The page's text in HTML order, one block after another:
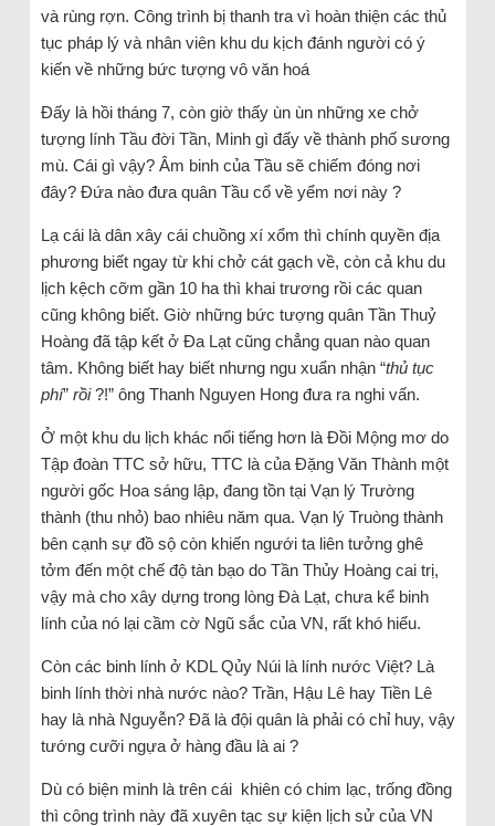
và rùng rợn. Công trình bị thanh tra vì hoàn thiện các thủ
tục pháp lý và nhân viên khu du kịch đánh người có ý
kiến về những bức tượng vô văn hoá
Đấy là hồi tháng 7, còn giờ thấy ùn ùn những xe chở
tượng lính Tầu đời Tần, Minh gì đấy về thành phố sương
mù. Cái gì vậy? Âm binh của Tầu sẽ chiếm đóng nơi
đây? Đứa nào đưa quân Tầu cổ về yểm nơi này ?
Lạ cái là dân xây cái chuồng xí xổm thì chính quyền địa
phương biết ngay từ khi chở cát gạch về, còn cả khu du
lịch kệch cỡm gần 10 ha thì khai trương rồi các quan
cũng không biết. Giờ những bức tượng quân Tần Thuỷ
Hoàng đã tập kết ở Đa Lạt cũng chẳng quan nào quan
tâm. Không biết hay biết nhưng ngu xuẩn nhận “thủ tục
phí” rồi?!” ông Thanh Nguyen Hong đưa ra nghi vấn.
Ở một khu du lịch khác nổi tiếng hơn là Đồi Mộng mơ do
Tập đoàn TTC sở hữu, TTC là của Đặng Văn Thành một
người gốc Hoa sáng lập, đang tồn tại Vạn lý Trường
thành (thu nhỏ) bao nhiêu năm qua. Vạn lý Truòng thành
bên cạnh sự đồ sộ còn khiến ngưới ta liên tưởng ghê
tởm đến một chế độ tàn bạo do Tần Thủy Hoàng cai trị,
vậy mà cho xây dựng trong lòng Đà Lạt, chưa kể binh
lính của nó lại cầm cờ Ngũ sắc của VN, rất khó hiểu.
Còn các binh lính ở KDL Qủy Núi là lính nước Việt? Là
binh lính thời nhà nước nào? Trần, Hậu Lê hay Tiền Lê
hay là nhà Nguyễn? Đã là đội quân là phải có chỉ huy, vậy
tướng cưỡi ngựa ở hàng đầu là ai ?
Dù có biện minh là trên cái khiên có chim lạc, trống đồng
thì công trình này đã xuyên tạc sự kiện lịch sử của VN